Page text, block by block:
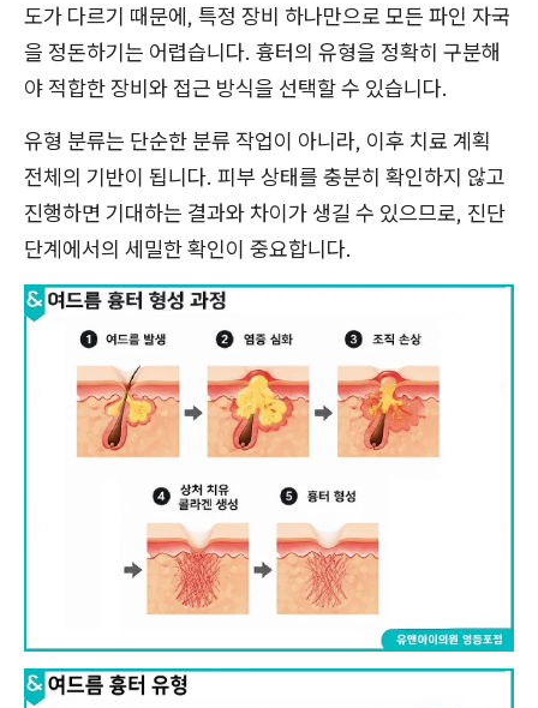
도가 다르기 때문에, 특정 장비 하나만으로 모든 파인 자국
을 정돈하기는 어렵습니다. 흉터의 유형을 정확히 구분해
야 적합한 장비와 접근 방식을 선택할 수 있습니다.
유형 분류는 단순한 분류 작업이 아니라, 이후 치료 계획
전체의 기반이 됩니다. 피부 상태를 충분히 확인하지 않고
진행하면 기대하는 결과와 차이가 생길 수 있으므로, 진단
단계에서의 세밀한 확인이 중요합니다.